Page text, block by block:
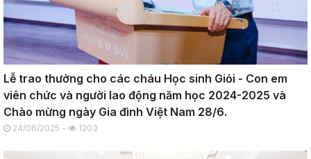
Lễ trao thưởng cho các cháu Học sinh Giỏi - Con em
viên chức và người lao động năm học 2024-2025 và
Chào mừng ngày Gia đình Việt Nam 28/6.
24/06/2025 - 1203